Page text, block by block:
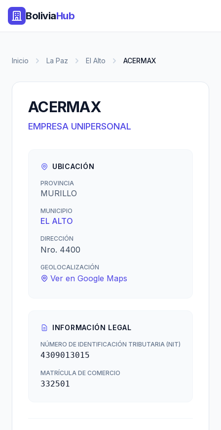
BoliviaHub
Inicio La Paz El Alto ACERMAX
ACERMAX
EMPRESA UNIPERSONAL
UBICACIÓN
PROVINCIA
MURILLO
MUNICIPIO
EL ALTO
DIRECCIÓN
Nro. 4400
GEOLOCALIZACIÓN
Ver en Google Maps
INFORMACIÓN LEGAL
NÚMERO DE IDENTIFICACIÓN TRIBUTARIA (NIT)
4309013015
MATRÍCULA DE COMERCIO
332501